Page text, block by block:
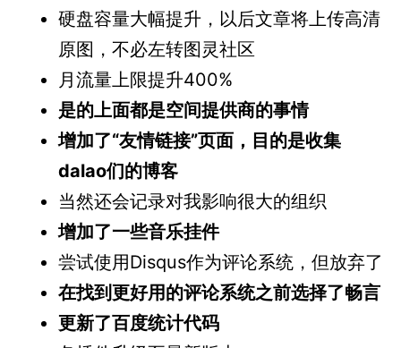
硬盘容量大幅提升，以后文章将上传高清
原图，不必左转图灵社区
月流量上限提升400%
是的上面都是空间提供商的事情
增加了“友情链接”页面，目的是收集
dalao们的博客
当然还会记录对我影响很大的组织
增加了一些音乐挂件
尝试使用Disqus作为评论系统，但放弃了
在找到更好用的评论系统之前选择了畅言
更新了百度统计代码